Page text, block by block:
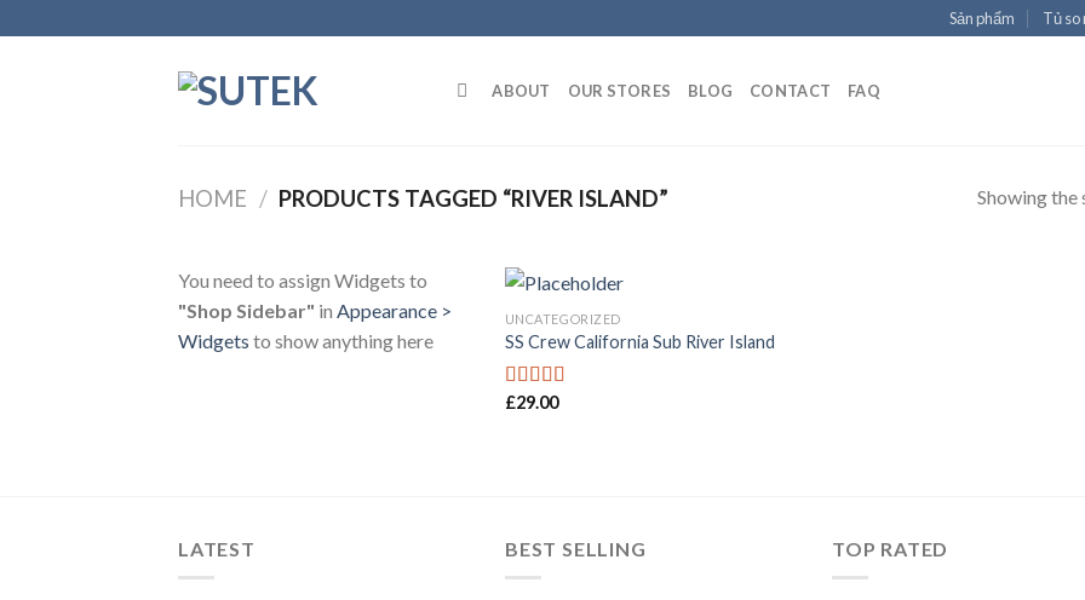
to
Sản phẩm Tủ so
ABOUT OUR STORES BLOG CONTACT FAQ
HOME / PRODUCTS TAGGED “RIVER ISLAND” Showing the
You need to assign Widgets to
"Shop Sidebar" in Appearance >
Widgets to show anything here
UNCATEGORIZED
SS Crew California Sub River Island
Rated
£29.00
LATEST BEST SELLING TOP RATED